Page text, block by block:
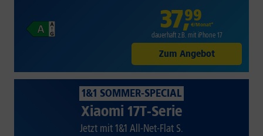
37,99
€/Monat*
dauerhaft z.B. mit iPhone 17
Zum Angebot
1&1 SOMMER-SPECIAL
Xiaomi 17T-Serie
Jetzt mit 1&1 All-Net-Flat S.